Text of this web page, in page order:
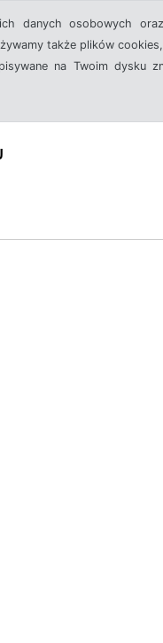
danych osobowych
także plików
na Twoim dysku